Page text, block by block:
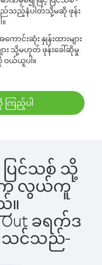
ည်သည့်နံပါတ်သို့မဆို ဖုန်း
ာင်းဆုံး နှုန်းထားများ
း သို့မဟုတ် ဖုန်းခေါ်ဆိုမှု
ယ်ယူပါ။
ကြည့်ပါ
ပြင်သစ် သို့
းက လွယ်ကူ
။
ခရက်ဒ
သင်သည်-